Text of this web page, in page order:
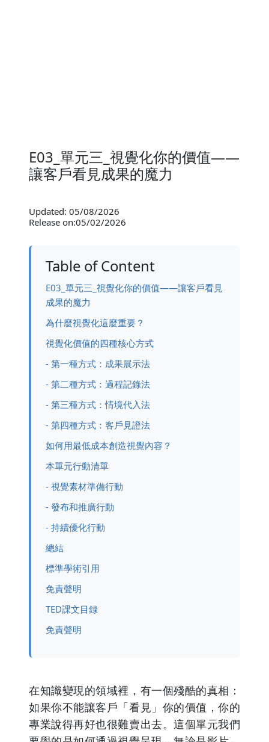
E03_單元三_視覺化你的價值——
讓客戶看見成果的魔力
Updated: 05/08/2026
Release on:05/02/2026
Table of Content
E03_單元三_視覺化你的價值——讓客戶看見
成果的魔力
為什麼視覺化這麼重要？
視覺化價值的四種核心方式
- 第一種方式：成果展示法
- 第二種方式：過程記錄法
- 第三種方式：情境代入法
- 第四種方式：客戶見證法
如何用最低成本創造視覺內容？
本單元行動清單
- 視覺素材準備行動
- 發布和推廣行動
- 持續優化行動
總結
標準學術引用
免責聲明
TED課文目録
免責聲明
在知識變現的領域裡，有一個殘酷的真相：
如果你不能讓客戶「看見」你的價值，你的
專業說得再好也很難賣出去。這個單元我們